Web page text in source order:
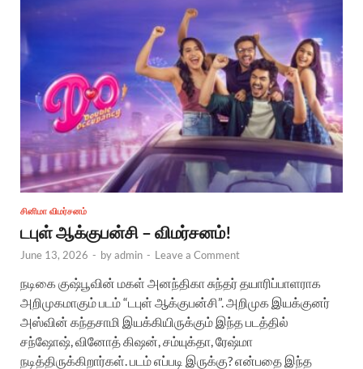
சினிமா விமர்சனம்
டபுள் ஆக்குபன்சி – விமர்சனம்!
June 13, 2026 - byadmin - Leave a Comment
நடிகை குஷ்பூவின் மகள் அனந்திகா சுந்தர் தயாரிப்பாளராக
அறிமுகமாகும் படம் “டபுள் ஆக்குபன்சி”. அறிமுக இயக்குனர்
அஸ்வின் கந்தசாமி இயக்கியிருக்கும் இந்த படத்தில்
சந்ஷோஷ், வினோத் கிஷன், சம்யுக்தா, ரேஷ்மா
நடித்திருக்கிறார்கள். படம் எப்படி இருக்கு? என்பதை இந்த